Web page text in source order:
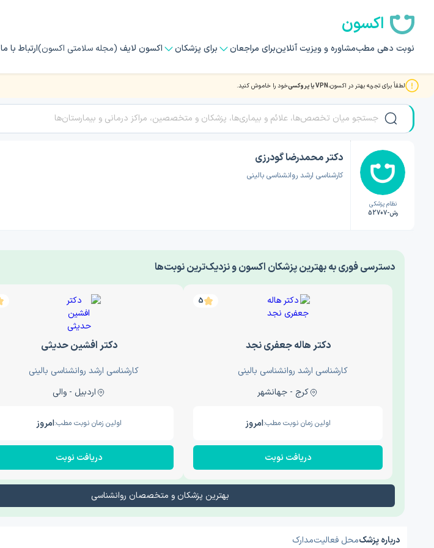
اکسون
نوبت دهی مطبمشاوره و ویزیت آنلاینبرای مراجعان برای پزشکان اکسون لایف (مجله سلامتی اکسون)ارتباط با ما
لطفاً برای تجربه بهتر در اکسون،VPN یا پروکسی خود را خاموش کنید. صفحه اصلی/دکتر روانشناسی/دکتر محمدرضا گودرزی
نظام پزشکی
رش-52707
دکتر محمدرضا گودرزی
کارشناسی ارشد روانشناسی بالینی
5
دکتر هاله جعفری نجد
کارشناسی ارشد روانشناسی بالینی
کرج - جهانشهر
اولین زمان نوبت مطب:امروز
دریافت نوبت
دکتر افشین حدیثی
کارشناسی ارشد روانشناسی بالینی
اردبیل - والی
اولین زمان نوبت مطب:امروز
دریافت نوبت
بهترین پزشکان و متخصصان روانشناسی
درباره پزشکمحل فعالیتمدارک